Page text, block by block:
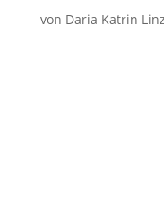
von Daria Katrin